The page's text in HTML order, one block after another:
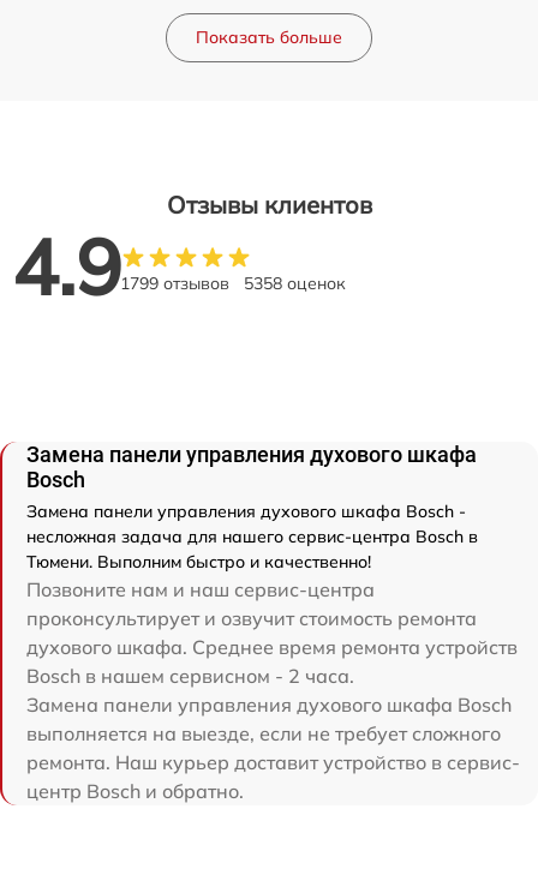
Показать больше
Отзывы клиентов
4.91799 отзывов 5358 оценок
Замена панели управления духового шкафа
Bosch
Замена панели управления духового шкафа Bosch -
несложная задача для нашего сервис-центра Bosch в
Тюмени. Выполним быстро и качественно!
Позвоните нам и наш сервис-центра
проконсультирует и озвучит стоимость ремонта
духового шкафа. Среднее время ремонта устройств
Bosch в нашем сервисном - 2 часа.
Замена панели управления духового шкафа Bosch
выполняется на выезде, если не требует сложного
ремонта. Наш курьер доставит устройство в сервис-
центр Bosch и обратно.